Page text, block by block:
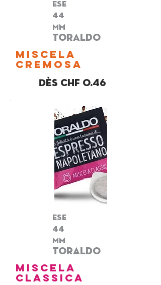
toraldo
ese
44
mm
miscela
cremosa
Dès chf 0.46
toraldo
ese
44
mm
miscela
CLASSICA